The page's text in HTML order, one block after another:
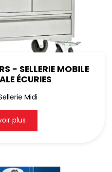
- SELLERIE MOBILE
ÉCURIES
Midi
plus